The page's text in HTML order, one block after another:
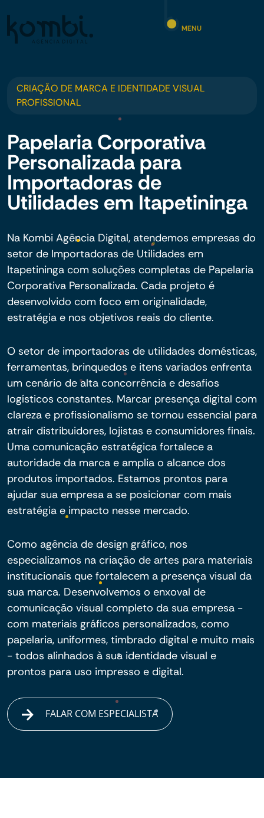
MENU
CRIAÇÃO DE MARCA E IDENTIDADE VISUAL
PROFISSIONAL
Papelaria Corporativa
Personalizada para
Importadoras de
Utilidades em Itapetininga
Na Kombi Agência Digital, atendemos empresas do
setor de Importadoras de Utilidades em
Itapetininga com soluções completas de Papelaria
Corporativa Personalizada. Cada projeto é
desenvolvido com foco em originalidade,
estratégia e nos objetivos reais do cliente.
O setor de importadoras de utilidades domésticas,
ferramentas, brinquedos e itens variados enfrenta
um cenário de alta concorrência e desafios
logísticos constantes. Marcar presença digital com
clareza e profissionalismo se tornou essencial para
atrair distribuidores, lojistas e consumidores finais.
Uma comunicação estratégica fortalece a
autoridade da marca e amplia o alcance dos
produtos importados. Estamos prontos para
ajudar sua empresa a se posicionar com mais
estratégia e impacto nesse mercado.
Como agência de design gráfico, nos
especializamos na criação de artes para materiais
institucionais que fortalecem a presença visual da
sua marca. Desenvolvemos o enxoval de
comunicação visual completo da sua empresa -
com materiais gráficos personalizados, como
papelaria, uniformes, timbrado digital e muito mais
- todos alinhados à sua identidade visual e
prontos para uso impresso e digital.
FALAR COM ESPECIALISTA